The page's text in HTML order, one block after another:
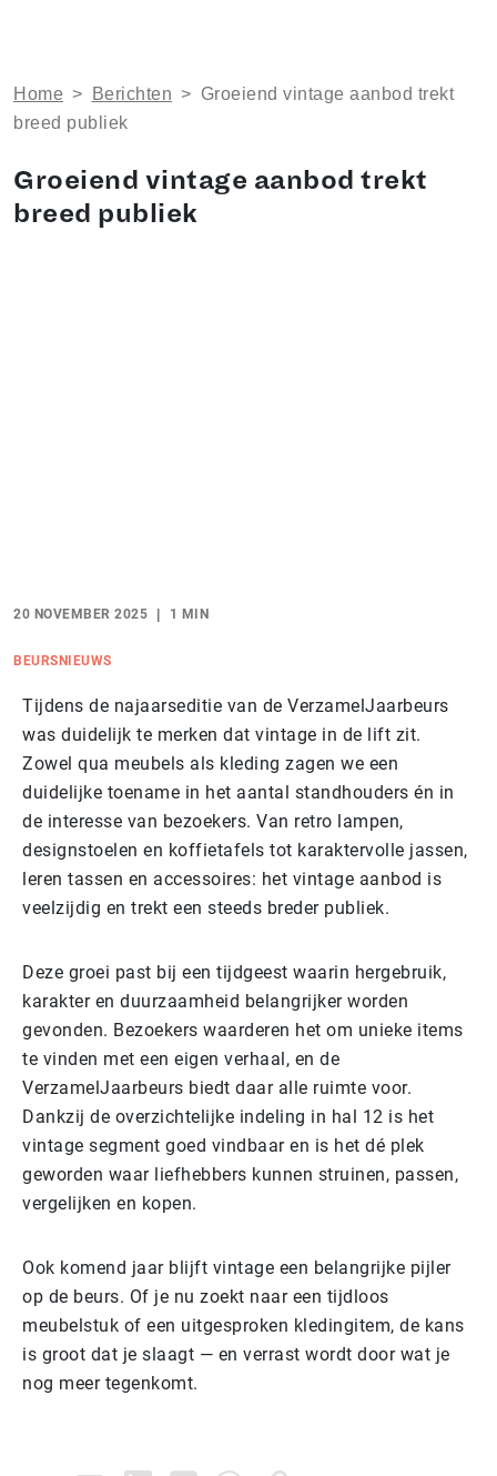
Home > Berichten > Groeiend vintage aanbod trekt
breed publiek
Groeiend vintage aanbod trekt
breed publiek
20 NOVEMBER 2025 1 MIN
BEURSNIEUWS
Tijdens de najaarseditie van de VerzamelJaarbeurs
was duidelijk te merken dat vintage in de lift zit.
Zowel qua meubels als kleding zagen we een
duidelijke toename in het aantal standhouders én in
de interesse van bezoekers. Van retro lampen,
designstoelen en koffietafels tot karaktervolle jassen,
leren tassen en accessoires: het vintage aanbod is
veelzijdig en trekt een steeds breder publiek.
Deze groei past bij een tijdgeest waarin hergebruik,
karakter en duurzaamheid belangrijker worden
gevonden. Bezoekers waarderen het om unieke items
te vinden met een eigen verhaal, en de
VerzamelJaarbeurs biedt daar alle ruimte voor.
Dankzij de overzichtelijke indeling in hal 12 is het
vintage segment goed vindbaar en is het dé plek
geworden waar liefhebbers kunnen struinen, passen,
vergelijken en kopen.
Ook komend jaar blijft vintage een belangrijke pijler
op de beurs. Of je nu zoekt naar een tijdloos
meubelstuk of een uitgesproken kledingitem, de kans
is groot dat je slaagt — en verrast wordt door wat je
nog meer tegenkomt.